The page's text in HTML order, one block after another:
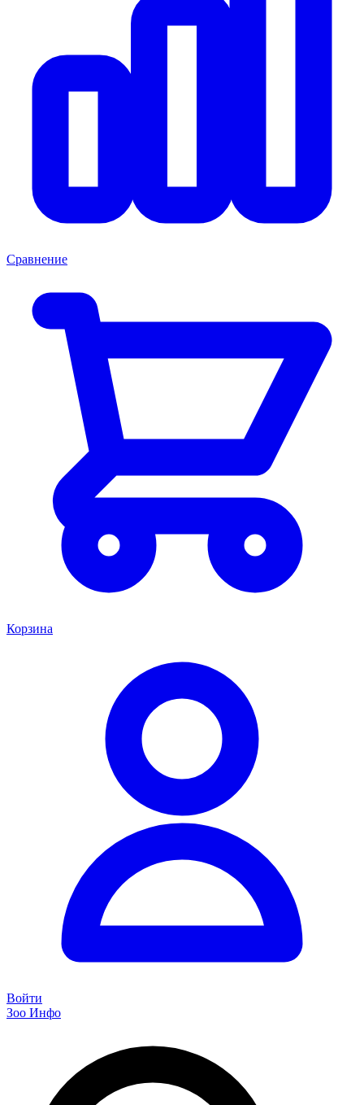
Сравнение
Корзина
Войти
Зоо Инфо